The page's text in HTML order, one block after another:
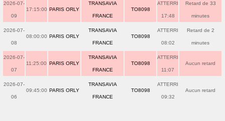
2026-07-
09
17:15:00 PARIS ORLY
TRANSAVIA
FRANCE
TO8098
ATTERRI
17:48
Retard de 33
minutes
2026-07-
08
08:00:00 PARIS ORLY
TRANSAVIA
FRANCE
TO8098
ATTERRI
08:02
Retard de 2
minutes
2026-07-
07
11:25:00 PARIS ORLY
TRANSAVIA
FRANCE
TO8098
ATTERRI
11:07
Aucun retard
2026-07-
06
09:45:00 PARIS ORLY
TRANSAVIA
FRANCE
TO8098
ATTERRI
09:32
Aucun retard